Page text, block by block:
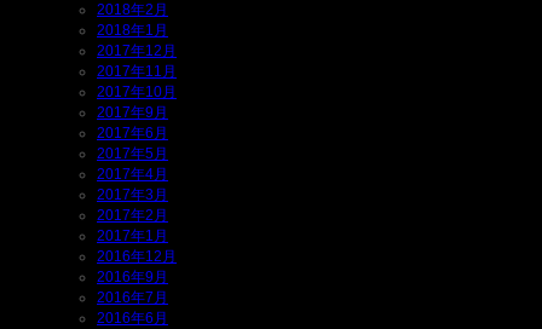
2018年2月
2018年1月
2017年12月
2017年11月
2017年10月
2017年9月
2017年6月
2017年5月
2017年4月
2017年3月
2017年2月
2017年1月
2016年12月
2016年9月
2016年7月
2016年6月